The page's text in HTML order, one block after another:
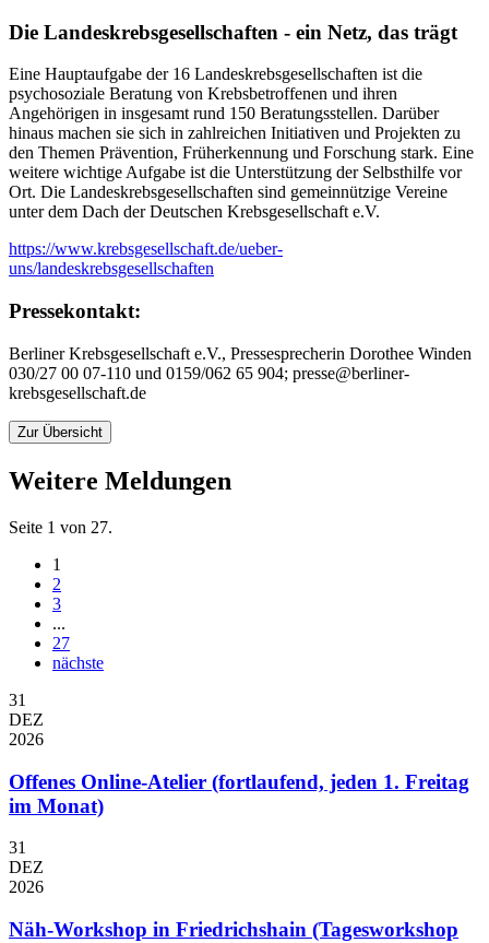
Die Landeskrebsgesellschaften - ein Netz, das trägt
Eine Hauptaufgabe der 16 Landeskrebsgesellschaften ist die
psychosoziale Beratung von Krebsbetroffenen und ihren
Angehörigen in insgesamt rund 150 Beratungsstellen. Darüber
hinaus machen sie sich in zahlreichen Initiativen und Projekten zu
den Themen Prävention, Früherkennung und Forschung stark. Eine
weitere wichtige Aufgabe ist die Unterstützung der Selbsthilfe vor
Ort. Die Landeskrebsgesellschaften sind gemeinnützige Vereine
unter dem Dach der Deutschen Krebsgesellschaft e.V.
https://www.krebsgesellschaft.de/ueber-
uns/landeskrebsgesellschaften
Pressekontakt:
Berliner Krebsgesellschaft e.V., Pressesprecherin Dorothee Winden
030/27 00 07-110 und 0159/062 65 904; presse@berliner-
krebsgesellschaft.de
Zur Übersicht
Weitere Meldungen
Seite 1 von 27.
1
2
3
...
27
nächste
31
DEZ
2026
Offenes Online-Atelier (fortlaufend, jeden 1. Freitag
im Monat)
31
DEZ
2026
Näh-Workshop in Friedrichshain (Tagesworkshop